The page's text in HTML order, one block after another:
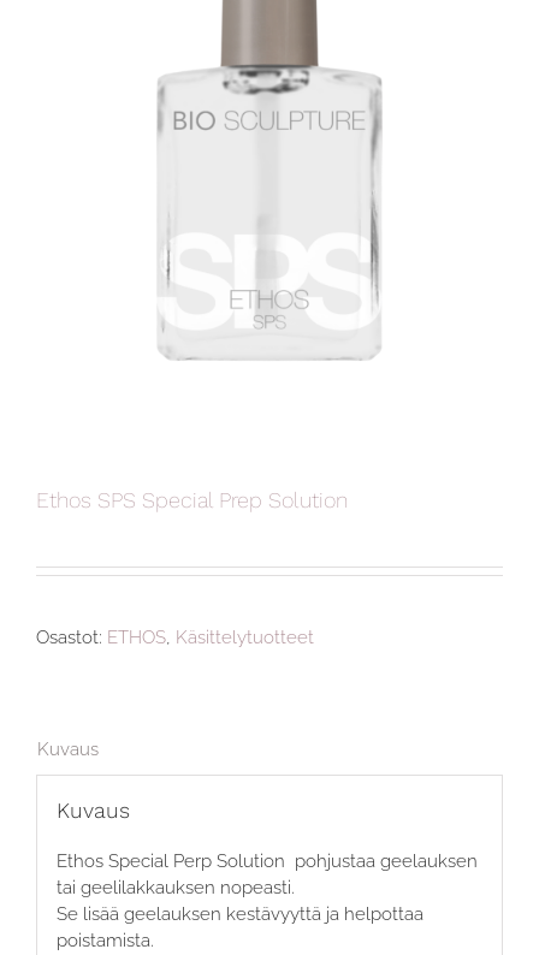
Ethos SPS Special Prep Solution
Osastot: ETHOS, Käsittelytuotteet
Kuvaus
Kuvaus
Ethos Special Perp Solution pohjustaa geelauksen
tai geelilakkauksen nopeasti.
Se lisää geelauksen kestävyyttä ja helpottaa
poistamista.